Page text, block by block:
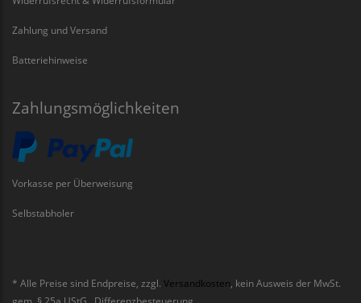
Zahlung und Versand
Batteriehinweise
Zahlungsmöglichkeiten
Vorkasse per Überweisung
Selbstabholer
* Alle Preise sind Endpreise, zzgl. Versandkosten , kein Ausweis der MwSt.